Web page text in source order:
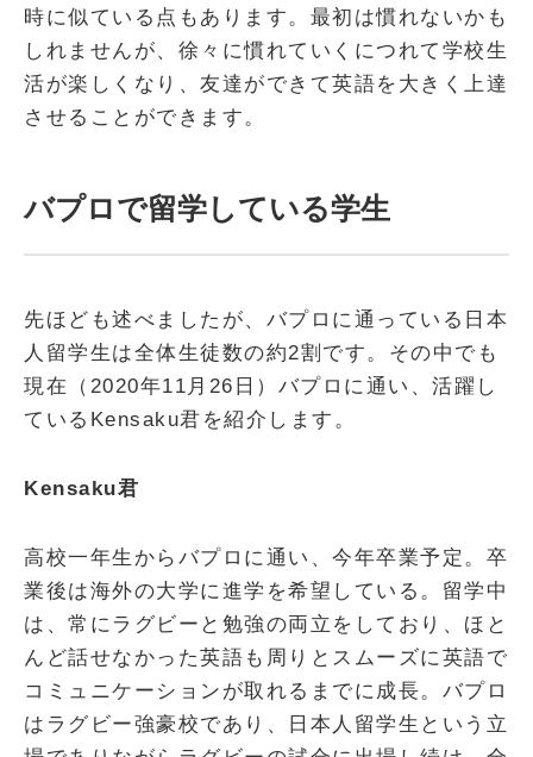
時に似ている点もあります。最初は慣れないかも
しれませんが、徐々に慣れていくにつれて学校生
活が楽しくなり、友達ができて英語を大きく上達
させることができます。
バプロで留学している学生
先ほども述べましたが、バプロに通っている日本
人留学生は全体生徒数の約2割です。その中でも
現在（2020年11月26日）バプロに通い、活躍し
ているKensaku君を紹介します。
Kensaku君
高校一年生からバプロに通い、今年卒業予定。卒
業後は海外の大学に進学を希望している。留学中
は、常にラグビーと勉強の両立をしており、ほと
んど話せなかった英語も周りとスムーズに英語で
コミュニケーションが取れるまでに成長。バプロ
はラグビー強豪校であり、日本人留学生という立